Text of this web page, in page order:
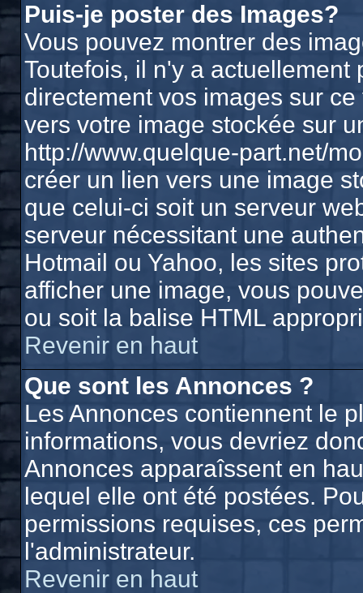
Puis-je poster des Images?
Vous pouvez montrer des
Toutefois, il n'y a
directement vos images sur
vers votre image stockée sur
http://www.quelque-part.net/
créer un lien vers une image
que celui-ci soit un serveur
serveur nécessitant une
Hotmail ou Yahoo, les sites
afficher une image, vous
ou soit la balise HTML
Revenir en haut
Que sont les Annonces ?
Les Annonces contiennent le
informations, vous devriez
Annonces apparaîssent en
lequel elle ont été postées.
permissions requises, ces
l'administrateur.
Revenir en haut